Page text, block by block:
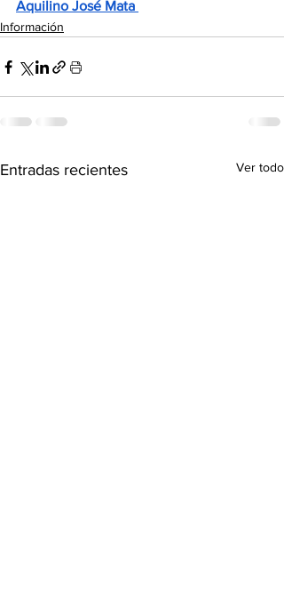
Aquilino José Mata
Información
Entradas recientes Ver todo